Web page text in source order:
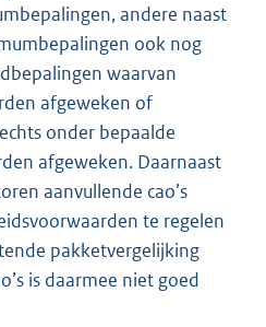
andere naast
ook nog
waarvan
afgeweken of
onder bepaalde
afgeweken. Daarnaast
aanvullende cao’s
te regelen
pakketvergelijking
is daarmee niet goed